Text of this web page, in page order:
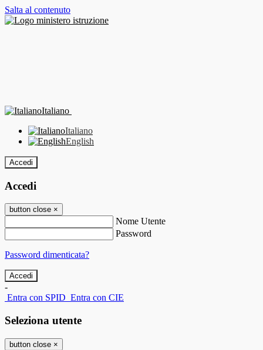
Salta al contenuto
Italiano
Italiano
English
Accedi
Accedi
button close ×
Nome Utente
Password
Password dimenticata?
-
Entra con SPID Entra con CIE
Seleziona utente
button close ×